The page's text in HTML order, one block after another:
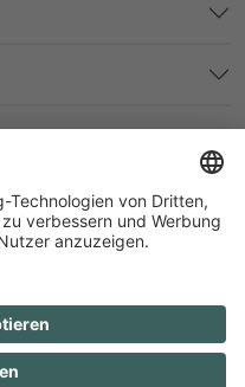
IMPRESSUM